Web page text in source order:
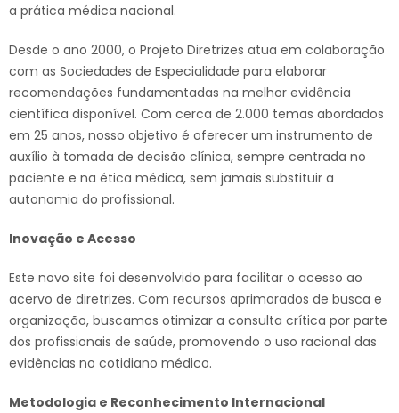
a prática médica nacional.
Desde o ano 2000, o Projeto Diretrizes atua em colaboração
com as Sociedades de Especialidade para elaborar
recomendações fundamentadas na melhor evidência
científica disponível. Com cerca de 2.000 temas abordados
em 25 anos, nosso objetivo é oferecer um instrumento de
auxílio à tomada de decisão clínica, sempre centrada no
paciente e na ética médica, sem jamais substituir a
autonomia do profissional.
Inovação e Acesso
Este novo site foi desenvolvido para facilitar o acesso ao
acervo de diretrizes. Com recursos aprimorados de busca e
organização, buscamos otimizar a consulta crítica por parte
dos profissionais de saúde, promovendo o uso racional das
evidências no cotidiano médico.
Metodologia e Reconhecimento Internacional